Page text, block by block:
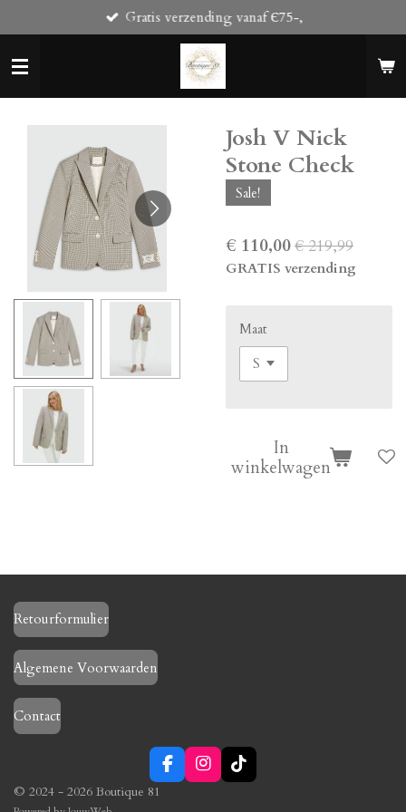
direct
naar
de
hoofdinhoud
Gratis verzending vanaf Є75-,
Josh V Nick
Stone Check
Sale!
€ 110,00€ 219,99
GRATIS verzending
Maat
In
winkelwagen
Retourformulier
Algemene Voorwaarden
Contact
F
a
I
n
T
i
© 2024 - 2026 Boutique 81